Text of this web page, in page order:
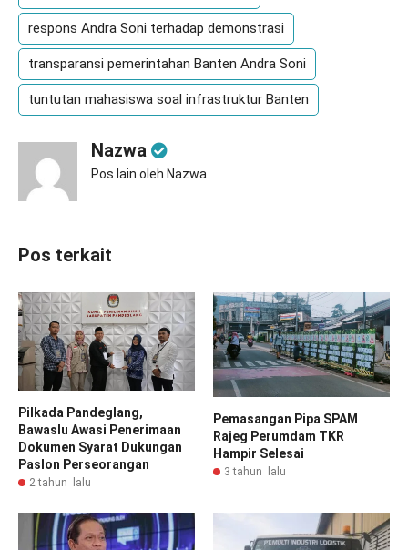
respons Andra Soni terhadap demonstrasi
transparansi pemerintahan Banten Andra Soni
tuntutan mahasiswa soal infrastruktur Banten
Nazwa
Pos lain oleh Nazwa
Pos terkait
Pilkada Pandeglang,
Bawaslu Awasi Penerimaan
Dokumen Syarat Dukungan
Paslon Perseorangan
2 tahun lalu
Pemasangan Pipa SPAM
Rajeg Perumdam TKR
Hampir Selesai
3 tahun lalu